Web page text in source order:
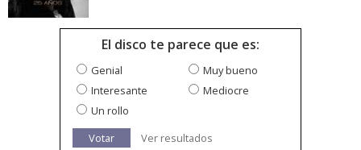
El disco te parece que es:
Genial
Muy bueno
Interesante
Mediocre
Un rollo
Votar
Ver resultados